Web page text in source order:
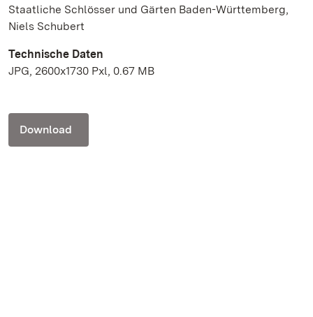
Staatliche Schlösser und Gärten Baden-Württemberg,
Niels Schubert
Technische Daten
JPG, 2600x1730 Pxl, 0.67 MB
Download